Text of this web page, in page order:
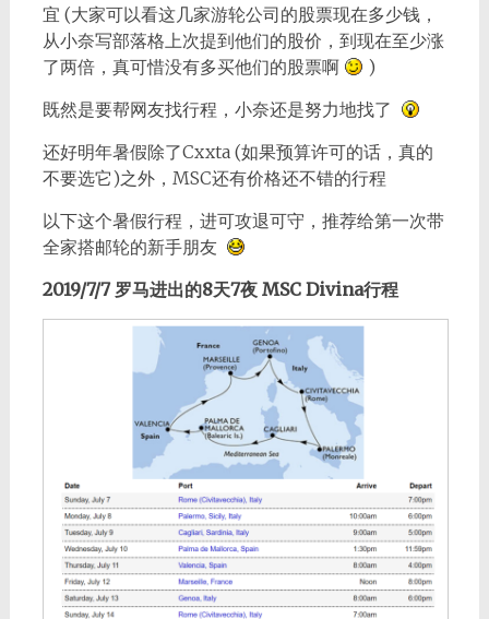
宜 (大家可以看这几家游轮公司的股票现在多少钱，
从小奈写部落格上次提到他们的股价，到现在至少涨
了两倍，真可惜没有多买他们的股票啊
)
既然是要帮网友找行程，小奈还是努力地找了
还好明年暑假除了Cxxta (如果预算许可的话，真的
不要选它)之外，MSC还有价格还不错的行程
以下这个暑假行程，进可攻退可守，推荐给第一次带
全家搭邮轮的新手朋友
2019/7/7 罗马进出的8天7夜 MSC Divina行程